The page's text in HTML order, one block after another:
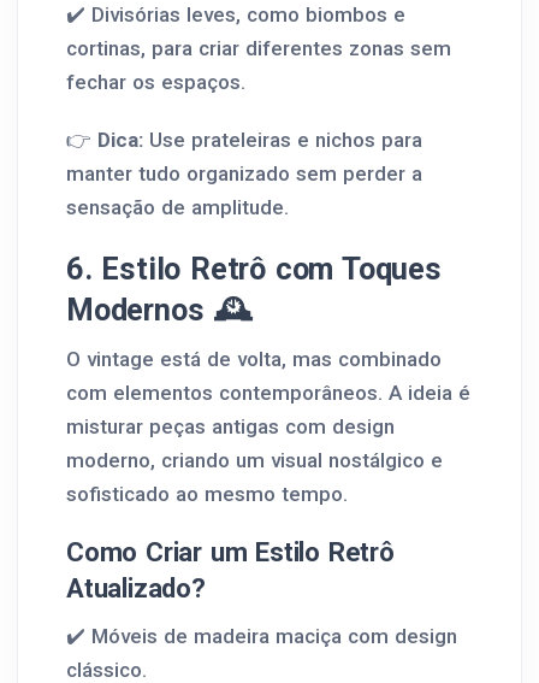
✔️ Divisórias leves, como biombos e
cortinas, para criar diferentes zonas sem
fechar os espaços.
👉 Dica: Use prateleiras e nichos para
manter tudo organizado sem perder a
sensação de amplitude.
6. Estilo Retrô com Toques
Modernos 🕰️
O vintage está de volta, mas combinado
com elementos contemporâneos. A ideia é
misturar peças antigas com design
moderno, criando um visual nostálgico e
sofisticado ao mesmo tempo.
Como Criar um Estilo Retrô
Atualizado?
✔️ Móveis de madeira maciça com design
clássico.